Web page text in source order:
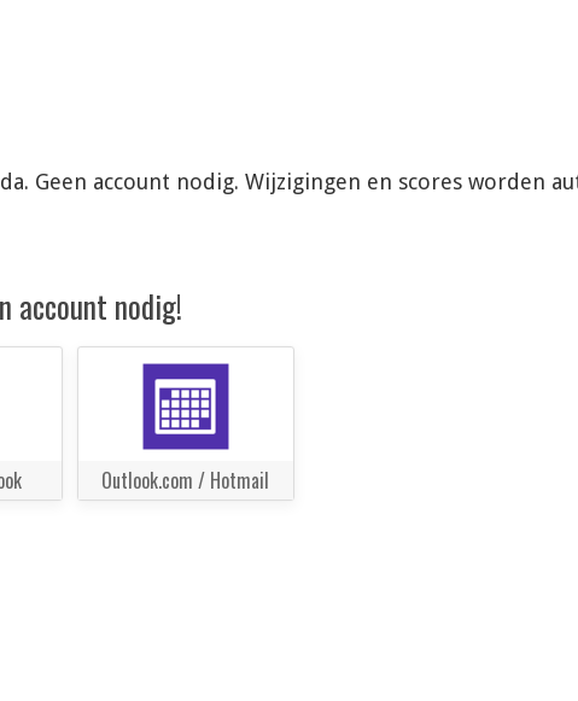
Geen account nodig. Wijzigingen en scores worden
account nodig!
Outlook.com / Hotmail